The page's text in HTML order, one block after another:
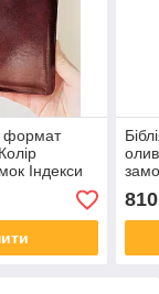
формат
Індекси
810